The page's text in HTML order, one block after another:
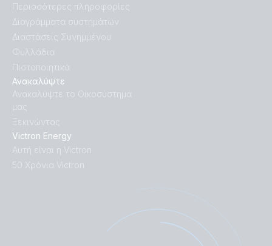
Ανακαλύψτε
Ανακαλύψτε το Οικοσύστημά
μας
Ξεκινώντας
Victron Energy
Αυτή είναι η Victron
50 Χρόνια Victron
Περισσότερες πληροφορίες
Διαγράμματα συστημάτων
Διαστάσεις Συνημμένου
Φυλλάδια
Πιστοποιητικά